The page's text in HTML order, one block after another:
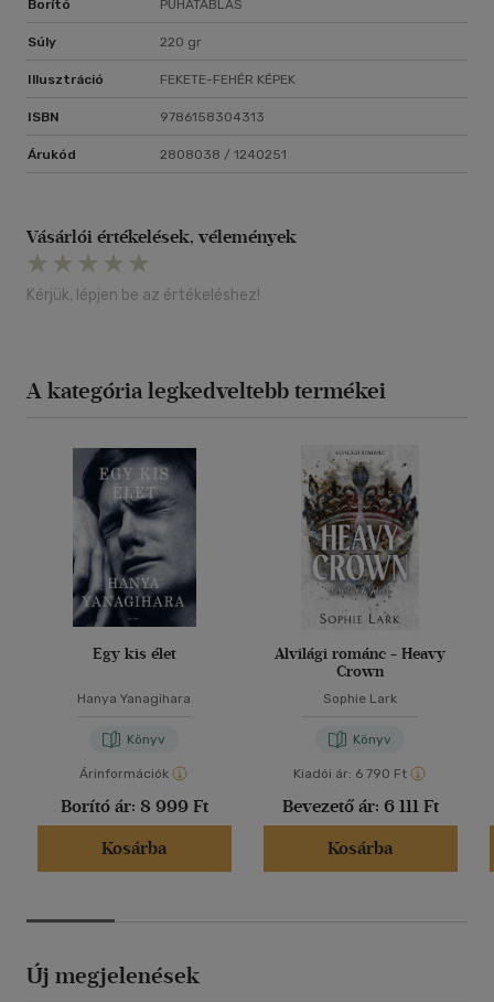
Borító PUHATÁBLÁS
Súly 220 gr
Illusztráció FEKETE-FEHÉR KÉPEK
ISBN 9786158304313
Árukód 2808038 / 1240251
Vásárlói értékelések, vélemények
Kérjük, lépjen be az értékeléshez!
A kategória legkedveltebb termékei
Egy kis élet
Hanya Yanagihara
Könyv
Árinformációk
Borító ár: 8 999 Ft
Kosárba
Alvilági románc - Heavy
Crown
Sophie Lark
Könyv
Kiadói ár: 6 790 Ft
Bevezető ár: 6 111 Ft
Kosárba
Új megjelenések